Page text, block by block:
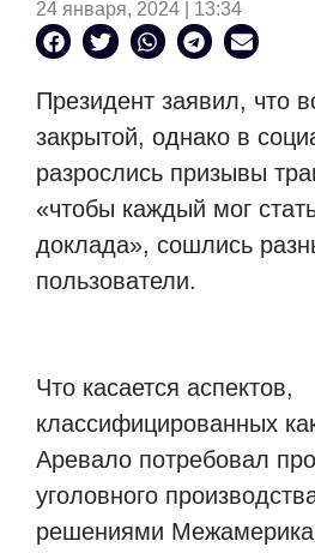
24 января, 2024 | 13:34
Президент заявил, что
закрытой, однако в
разрослись призывы
«чтобы каждый мог
доклада», сошлись
пользователи.
Что касается аспектов,
классифицированных
Аревало потребовал
уголовного
решениями